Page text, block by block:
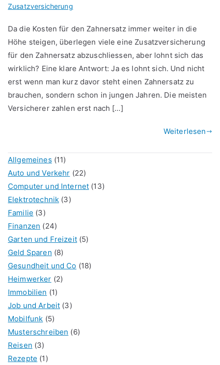
Zusatzversicherung
Da die Kosten für den Zahnersatz immer weiter in die
Höhe steigen, überlegen viele eine Zusatzversicherung
für den Zahnersatz abzuschliessen, aber lohnt sich das
wirklich? Eine klare Antwort: Ja es lohnt sich. Und nicht
erst wenn man kurz davor steht einen Zahnersatz zu
brauchen, sondern schon in jungen Jahren. Die meisten
Versicherer zahlen erst nach […]
Weiterlesen
Allgemeines (11)
Auto und Verkehr (22)
Computer und Internet (13)
Elektrotechnik (3)
Familie (3)
Finanzen (24)
Garten und Freizeit(5)
Geld Sparen (8)
Gesundheit und Co (18)
Heimwerker (2)
Immobilien (1)
Job und Arbeit (3)
Mobilfunk (5)
Musterschreiben (6)
Reisen (3)
Rezepte (1)